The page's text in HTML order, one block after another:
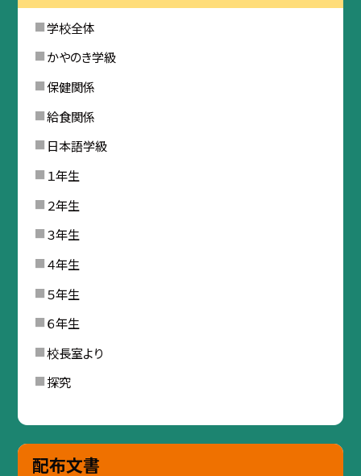
学校全体
かやのき学級
保健関係
給食関係
日本語学級
１年生
２年生
３年生
４年生
５年生
６年生
校長室より
探究
配布文書